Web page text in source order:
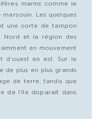
marins comme le
Les quelques
une sorte de tampon
Nord et la région des
en mouvement
d’ouest en est. Sur le
de plus en plus grands
de terre, tandis que
de l’île disparaît dans